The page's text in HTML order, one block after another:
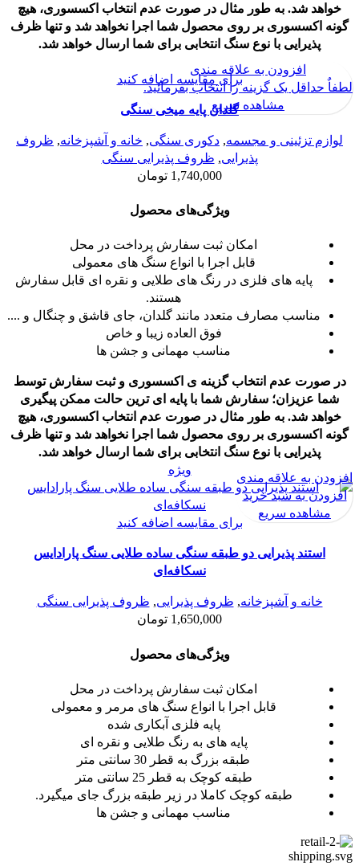
خواهد شد. به طور مثال در صورت عدم انتخاب اکسسوری، هیچ
گونه اکسسوری بر روی محصول شما اجرا نخواهد شد و تنها ظرف
پذیرایی با نوع سنگ انتخابی برای شما ارسال خواهد شد.
برای مقایسه اضافه کنید
گلدان پایه میخی سنگی
لوازم تزئینی و مجسمه, دکوری سنگی, خانه و آشپزخانه, ظروف
پذیرایی, ظروف پذیرایی سنگی
1,740,000 تومان
ویژگی‌های محصول
امکان ثبت سفارش پرداخت در محل
قابل اجرا با انواع سنگ های معمولی
پایه های فلزی در رنگ های طلایی و نقره ای قابل سفارش
هستند.
مناسب مصارف متعدد مانند گلدان، جای قاشق و چنگال و ....
فوق العاده زیبا و خاص
مناسب مهمانی و جشن ها
در صورت عدم انتخاب گزینه ی اکسسوری و ثبت سفارش توسط
شما عزیزان؛ سفارش شما با پایه ای ترین حالت ممکن پیگیری
خواهد شد. به طور مثال در صورت عدم انتخاب اکسسوری، هیچ
گونه اکسسوری بر روی محصول شما اجرا نخواهد شد و تنها ظرف
پذیرایی با نوع سنگ انتخابی برای شما ارسال خواهد شد.
افزودن به علاقه مندی
لطفاٌ حداقل یک گزینه را انتخاب بفرمائید.
مشاهده سریع
ویژه
برای مقایسه اضافه کنید
استند پذیرایی دو طبقه سنگی ساده طلایی سنگ پارادایس
نسکافه‌ای
خانه و آشپزخانه, ظروف پذیرایی, ظروف پذیرایی سنگی
1,650,000 تومان
ویژگی‌های محصول
امکان ثبت سفارش پرداخت در محل
قابل اجرا با انواع سنگ های مرمر و معمولی
پایه فلزی آبکاری شده
پایه های به رنگ طلایی و نقره ای
طبقه بزرگ به قطر 30 سانتی متر
طبقه کوچک به قطر 25 سانتی متر
طبقه کوچک کاملا در زیر طبقه بزرگ جای میگیرد.
مناسب مهمانی و جشن ها
افزودن به علاقه مندی
افزودن به سبد خرید
مشاهده سریع